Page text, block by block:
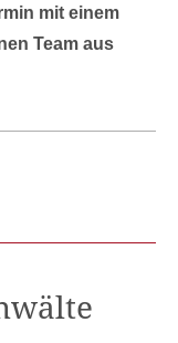
mit einem
Team aus